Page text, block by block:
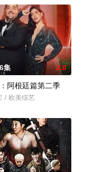
的绝活吗？NBC从今年6月
集 2.0
阿根廷篇第二季
/ 欧美综艺